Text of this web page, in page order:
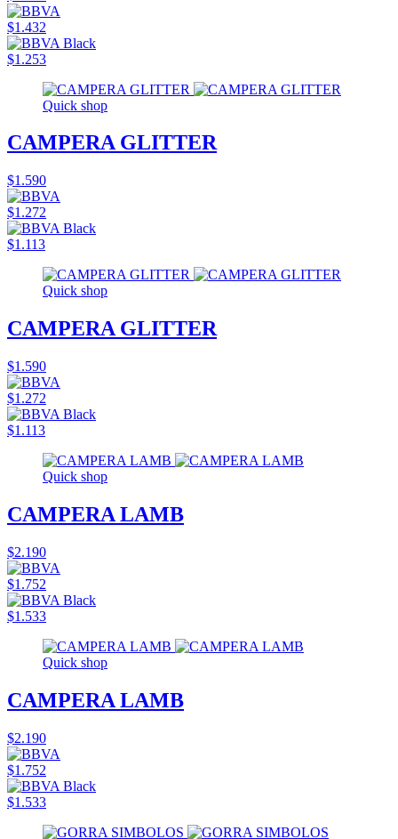
$1.432
$1.253
Quick shop
CAMPERA GLITTER
$1.590
$1.272
$1.113
Quick shop
CAMPERA GLITTER
$1.590
$1.272
$1.113
Quick shop
CAMPERA LAMB
$2.190
$1.752
$1.533
Quick shop
CAMPERA LAMB
$2.190
$1.752
$1.533